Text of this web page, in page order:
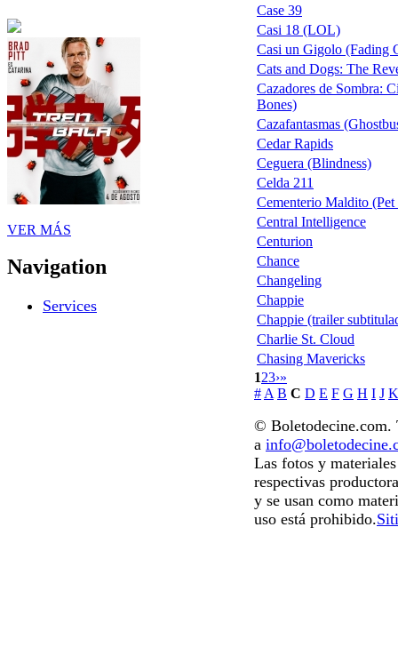
VER MÁS
Navigation
Services
Case 39
Casi 18 (LOL)
Casi un Gigolo (Fading
Cats and Dogs: The
Cazadores de Sombra:
Bones)
Cazafantasmas
Cedar Rapids
Ceguera (Blindness)
Celda 211
Cementerio Maldito
Central Intelligence
Centurion
Chance
Changeling
Chappie
Chappie (trailer
Charlie St. Cloud
Chasing Mavericks
123›»
# A B C D E F G H I J K
© Boletodecine.com.
a
Las fotos y
respectivas
y se usan como
uso está prohibido.